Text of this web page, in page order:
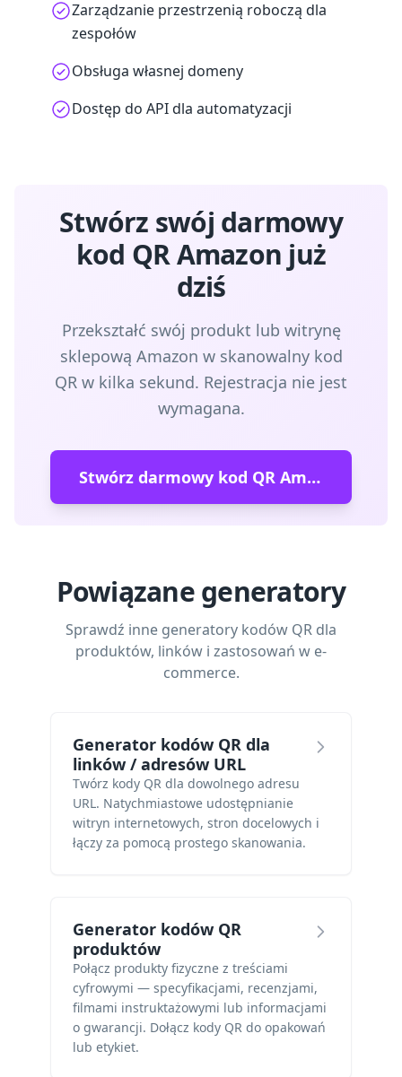
Zarządzanie przestrzenią roboczą dla
zespołów
Obsługa własnej domeny
Dostęp do API dla automatyzacji
Stwórz swój darmowy
kod QR Amazon już
dziś
Przekształć swój produkt lub witrynę
sklepową Amazon w skanowalny kod
QR w kilka sekund. Rejestracja nie jest
wymagana.
Stwórz darmowy kod QR Amazon
Powiązane generatory
Sprawdź inne generatory kodów QR dla
produktów, linków i zastosowań w e-
commerce.
Generator kodów QR dla
linków / adresów URL
Twórz kody QR dla dowolnego adresu
URL. Natychmiastowe udostępnianie
witryn internetowych, stron docelowych i
łączy za pomocą prostego skanowania.
Generator kodów QR
produktów
Połącz produkty fizyczne z treściami
cyfrowymi — specyfikacjami, recenzjami,
filmami instruktażowymi lub informacjami
o gwarancji. Dołącz kody QR do opakowań
lub etykiet.